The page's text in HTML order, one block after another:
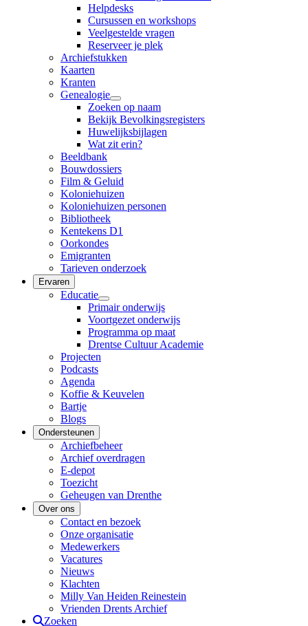
Helpdesks
Cursussen en workshops
Veelgestelde vragen
Reserveer je plek
Archiefstukken
Kaarten
Kranten
Genealogie
Zoeken op naam
Bekijk Bevolkingsregisters
Huwelijksbijlagen
Wat zit erin?
Beeldbank
Bouwdossiers
Film & Geluid
Koloniehuizen
Koloniehuizen personen
Bibliotheek
Kentekens D1
Oorkondes
Emigranten
Tarieven onderzoek
Ervaren
Educatie
Primair onderwijs
Voortgezet onderwijs
Programma op maat
Drentse Cultuur Academie
Projecten
Podcasts
Agenda
Koffie & Keuvelen
Bartje
Blogs
Ondersteunen
Archiefbeheer
Archief overdragen
E-depot
Toezicht
Geheugen van Drenthe
Over ons
Contact en bezoek
Onze organisatie
Medewerkers
Vacatures
Nieuws
Klachten
Milly Van Heiden Reinestein
Vrienden Drents Archief
Zoeken